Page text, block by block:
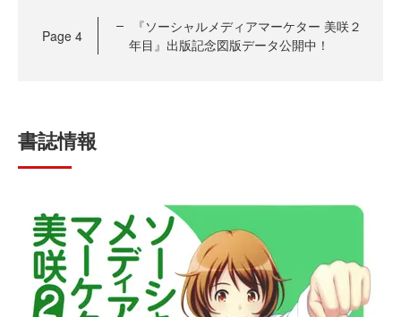
Page 4
『ソーシャルメディアマーケター 美咲２
年目』出版記念図版データ公開中！
書誌情報